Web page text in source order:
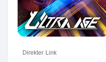
Direkter Link